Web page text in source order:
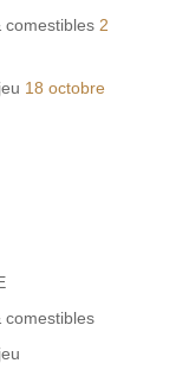
comestibles 2
18 octobre
comestibles